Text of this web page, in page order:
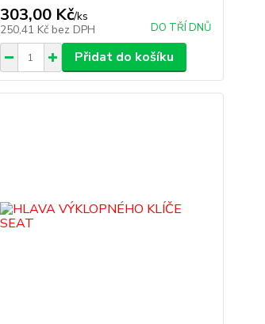
303,00 Kč/ks
250,41 Kč bez DPH DO TŘÍ DNŮ
Přidat do košíku